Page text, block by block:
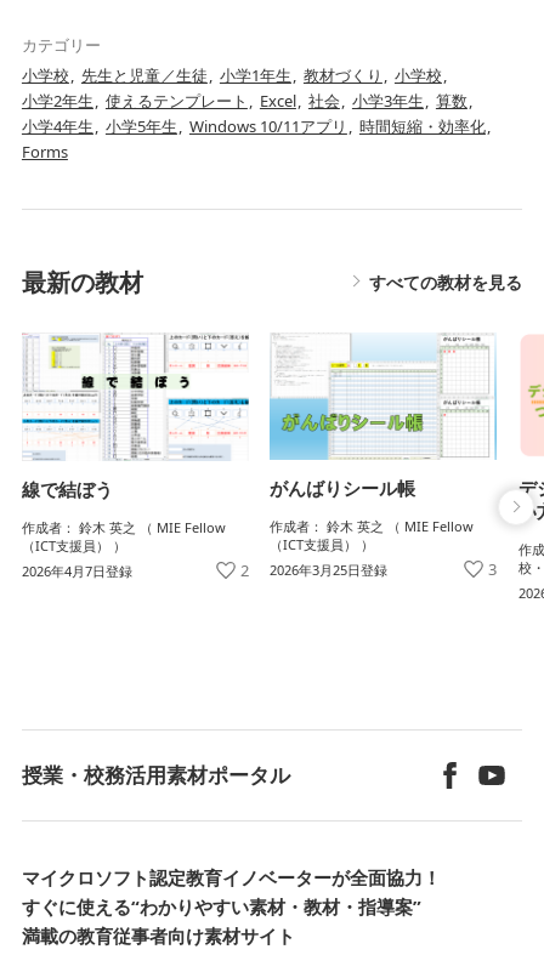
カテゴリー
小学校
先生と児童／生徒 小学1年生 教材づくり
小学校
小学2年生
使えるテンプレート Excel 社会 小学3年生
算数
小学4年生
小学5年生 Windows 10/11アプリ
時間短縮・効率化
Forms
最新の教材 すべての教材を見る
線で結ぼう
作成者： 鈴木 英之 （ MIE Fellow
（ICT支援員） ）
2026年4月7日登録
2
がんばりシール帳
作成者： 鈴木 英之 （ MIE Fellow
（ICT支援員） ）
2026年3月25日登録
3
デ
い
作
校
授業・校務活用素材ポータル
マイクロソフト認定教育イノベーターが全面協力！
すぐに使える“わかりやすい素材・教材・指導案”
満載の教育従事者向け素材サイト